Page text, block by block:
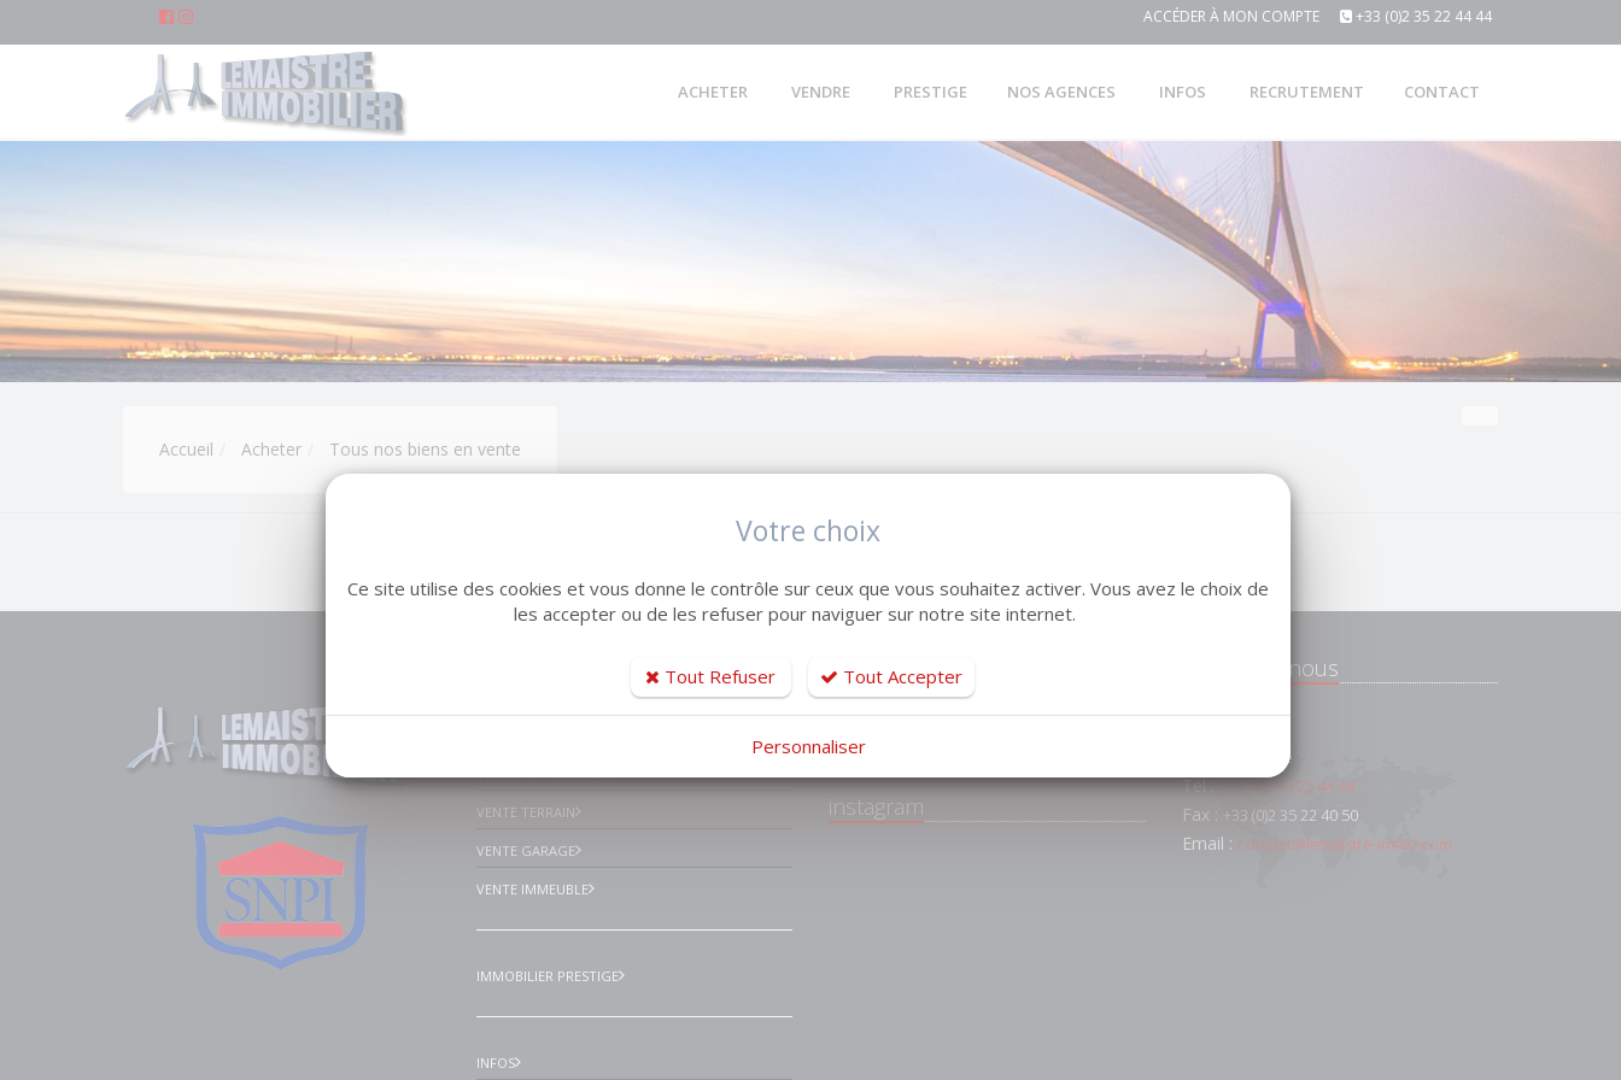
ACCÉDER À MON COMPTE +33 (0)2 35 22 44 44
ACHETER VENDRE PRESTIGE NOS AGENCES INFOS RECRUTEMENT CONTACT
Accueil Acheter Tous nos biens en vente
VENTE APPARTEMENT
VENTE TERRAIN
VENTE GARAGE
VENTE IMMEUBLE
IMMOBILIER PRESTIGE
INFOS
Facebook Lemaistre
Immobilier Le havre et
instagram
Contactez-nous
Le Havre
Tél :+33 (0)2 35 22 44 44
Fax : +33 (0)2 35 22 40 50
Email : contact@lemaistre-immo.com
Votre choix
Ce site utilise des cookies et vous donne le contrôle sur ceux que vous souhaitez activer. Vous avez le choix de
les accepter ou de les refuser pour naviguer sur notre site internet.
Tout Refuser Tout Accepter
Personnaliser